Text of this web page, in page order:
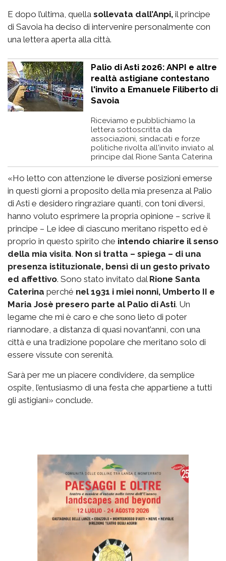
E dopo l’ultima, quella sollevata dall’Anpi, il principe
di Savoia ha deciso di intervenire personalmente con
una lettera aperta alla città.
Palio di Asti 2026: ANPI e altre
realtà astigiane contestano
l'invito a Emanuele Filiberto di
Savoia
Riceviamo e pubblichiamo la
lettera sottoscritta da
associazioni, sindacati e forze
politiche rivolta all'invito inviato al
principe dal Rione Santa Caterina
«Ho letto con attenzione le diverse posizioni emerse
in questi giorni a proposito della mia presenza al Palio
di Asti e desidero ringraziare quanti, con toni diversi,
hanno voluto esprimere la propria opinione – scrive il
principe – Le idee di ciascuno meritano rispetto ed è
proprio in questo spirito che intendo chiarire il senso
della mia visita. Non si tratta – spiega – di una
presenza istituzionale, bensì di un gesto privato
ed affettivo. Sono stato invitato dal Rione Santa
Caterina perché nel 1931 i miei nonni, Umberto II e
Maria Josè presero parte al Palio di Asti. Un
legame che mi è caro e che sono lieto di poter
riannodare, a distanza di quasi novant’anni, con una
città e una tradizione popolare che meritano solo di
essere vissute con serenità.
Sarà per me un piacere condividere, da semplice
ospite, l’entusiasmo di una festa che appartiene a tutti
gli astigiani» conclude.